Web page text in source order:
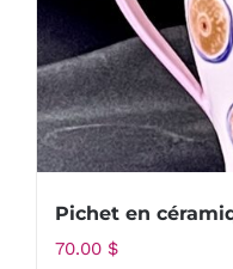
Pichet en
70.00 $